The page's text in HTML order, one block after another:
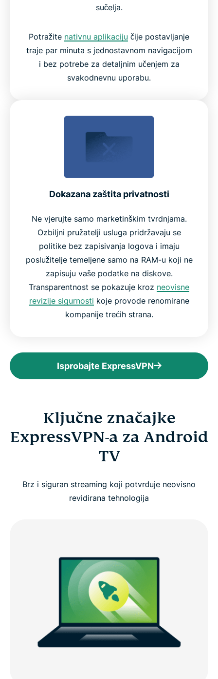
sučelja.
Potražite nativnu aplikaciju čije postavljanje
traje par minuta s jednostavnom navigacijom
i bez potrebe za detaljnim učenjem za
svakodnevnu uporabu.
Dokazana zaštita privatnosti
Ne vjerujte samo marketinškim tvrdnjama.
Ozbiljni pružatelji usluga pridržavaju se
politike bez zapisivanja logova i imaju
poslužitelje temeljene samo na RAM-u koji ne
zapisuju vaše podatke na diskove.
Transparentnost se pokazuje kroz neovisne
revizije sigurnosti koje provode renomirane
kompanije trećih strana.
Isprobajte ExpressVPN
Ključne značajke
ExpressVPN-a za Android
TV
Brz i siguran streaming koji potvrđuje neovisno
revidirana tehnologija